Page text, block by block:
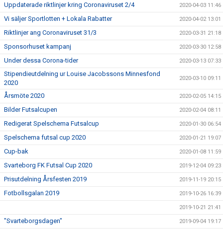
Uppdaterade riktlinjer kring Coronaviruset 2/4 2020-04-03 11:46
Vi säljer Sportlotten + Lokala Rabatter 2020-04-02 13:01
Riktlinjer ang Coronaviruset 31/3 2020-03-31 21:18
Sponsorhuset kampanj 2020-03-30 12:58
Under dessa Corona-tider 2020-03-13 07:33
Stipendieutdelning ur Louise Jacobssons Minnesfond
2020
2020-03-10 09:11
Årsmöte 2020 2020-02-05 14:15
Bilder Futsalcupen 2020-02-04 08:11
Redigerat Spelschema Futsalcup 2020-01-30 06:54
Spelschema futsal cup 2020 2020-01-21 19:07
Cup-bak 2020-01-08 11:59
Svarteborg FK Futsal Cup 2020 2019-12-04 09:23
Prisutdelning Årsfesten 2019 2019-11-19 20:15
Fotbollsgalan 2019 2019-10-26 16:39
2019-10-21 21:41
"Svarteborgsdagen" 2019-09-04 19:17